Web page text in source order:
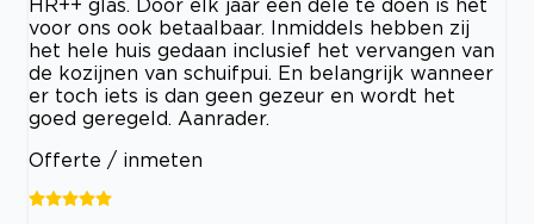
HR++ glas. Door elk jaar een dele te doen is het
voor ons ook betaalbaar. Inmiddels hebben zij
het hele huis gedaan inclusief het vervangen van
de kozijnen van schuifpui. En belangrijk wanneer
er toch iets is dan geen gezeur en wordt het
goed geregeld. Aanrader.
Offerte / inmeten